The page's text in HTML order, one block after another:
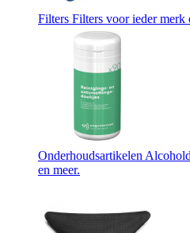
Filters Filters voor ieder merk
Onderhoudsartikelen
en meer.